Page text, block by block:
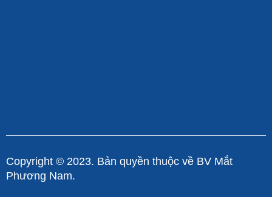
Copyright © 2023. Bản quyền thuộc về BV Mắt
Phương Nam.